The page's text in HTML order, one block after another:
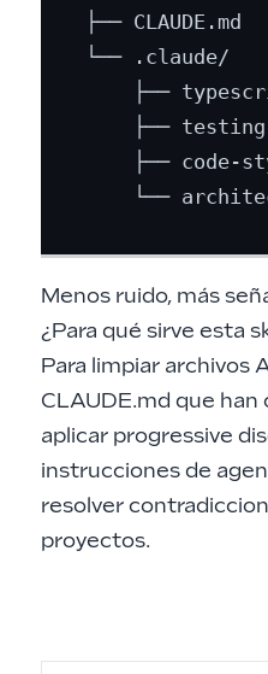
├──
└── .claude/
├──
├──
├── code-
Menos ruido, más
¿Para qué sirve esta
Para limpiar archivos
CLAUDE.md que han
aplicar progressive
instrucciones de
resolver
proyectos.